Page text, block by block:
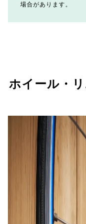
場合があります。
ホイール・